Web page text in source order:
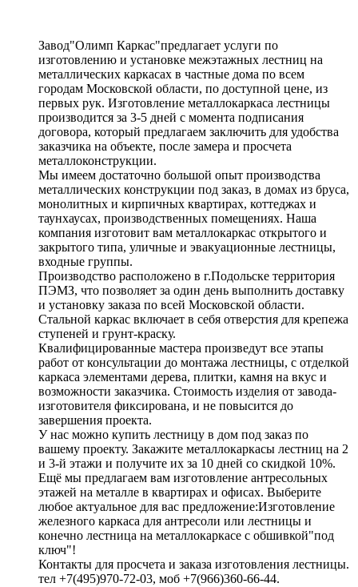
Завод"Олимп Каркас"предлагает услуги по
изготовлению и установке межэтажных лестниц на
металлических каркасах в частные дома по всем
городам Московской области, по доступной цене, из
первых рук. Изготовление металлокаркаса лестницы
производится за 3-5 дней с момента подписания
договора, который предлагаем заключить для удобства
заказчика на объекте, после замера и просчета
металлоконструкции.
Мы имеем достаточно большой опыт производства
металлических конструкции под заказ, в домах из бруса,
монолитных и кирпичных квартирах, коттеджах и
таунхаусах, производственных помещениях. Наша
компания изготовит вам металлокаркас открытого и
закрытого типа, уличные и эвакуационные лестницы,
входные группы.
Производство расположено в г.Подольске территория
ПЭМЗ, что позволяет за один день выполнить доставку
и установку заказа по всей Московской области.
Стальной каркас включает в себя отверстия для крепежа
ступеней и грунт-краску.
Квалифицированные мастера произведут все этапы
работ от консультации до монтажа лестницы, с отделкой
каркаса элементами дерева, плитки, камня на вкус и
возможности заказчика. Стоимость изделия от завода-
изготовителя фиксирована, и не повысится до
завершения проекта.
У нас можно купить лестницу в дом под заказ по
вашему проекту. Закажите металлокаркасы лестниц на 2
и 3-й этажи и получите их за 10 дней со скидкой 10%.
Ещё мы предлагаем вам изготовление антресольных
этажей на металле в квартирах и офисах. Выберите
любое актуальное для вас предложение:Изготовление
железного каркаса для антресоли или лестницы и
конечно лестница на металлокаркасе с обшивкой"под
ключ"!
Контакты для просчета и заказа изготовления лестницы.
тел +7(495)970-72-03, моб +7(966)360-66-44.